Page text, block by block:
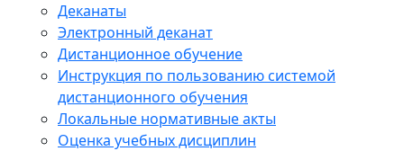
Деканаты
Электронный деканат
Дистанционное обучение
Инструкция по пользованию системой
дистанционного обучения
Локальные нормативные акты
Оценка учебных дисциплин